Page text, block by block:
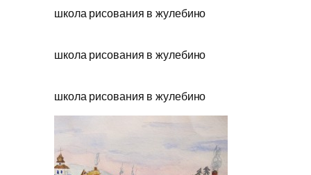
школа рисования в жулебино
школа рисования в жулебино
школа рисования в жулебино